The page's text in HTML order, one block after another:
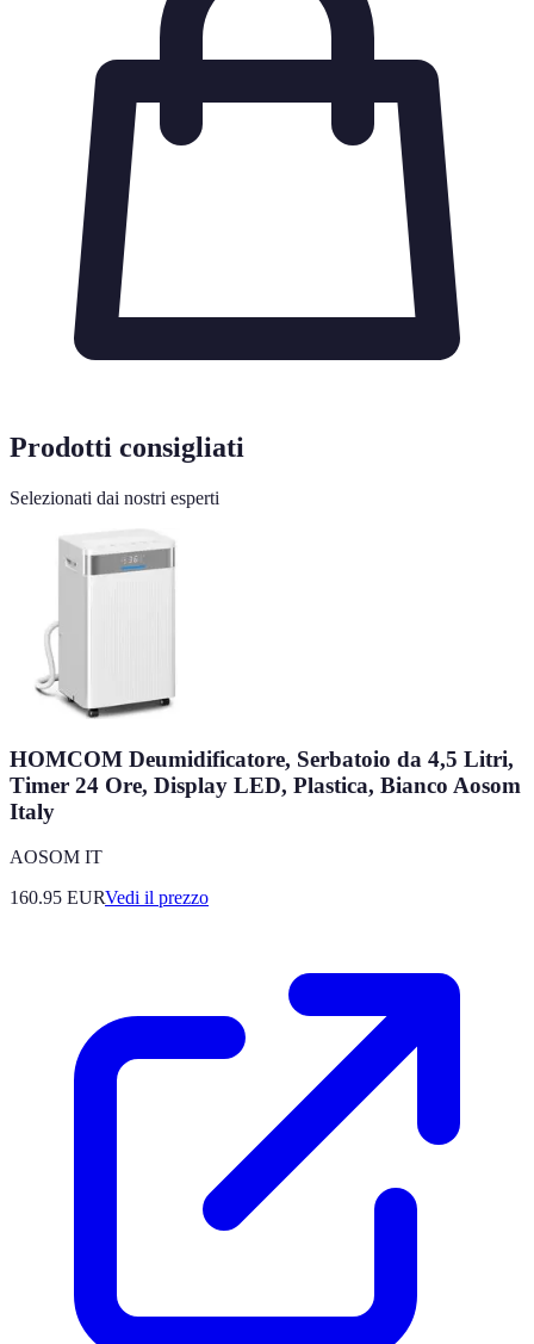
Prodotti consigliati
Selezionati dai nostri esperti
HOMCOM Deumidificatore, Serbatoio da 4,5 Litri,
Timer 24 Ore, Display LED, Plastica, Bianco Aosom
Italy
AOSOM IT
160.95 EURVedi il prezzo